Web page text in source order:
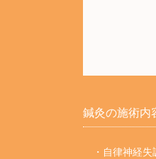
鍼灸の施術内
・自律神経